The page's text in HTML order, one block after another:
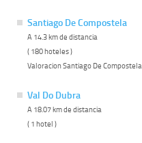
Santiago De Compostela
A 14.3 km de distancia
( 180 hoteles )
Valoracion Santiago De Compostela
Val Do Dubra
A 18.07 km de distancia
( 1 hotel )